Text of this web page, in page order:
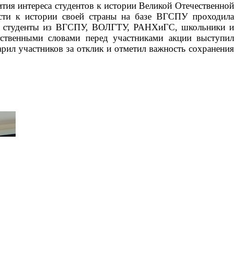
интереса студентов к истории Великой Отечественной
к истории своей страны на базе ВГСПУ проходила
студенты из ВГСПУ, ВОЛГТУ, РАНХиГС, школьники и
словами перед участниками акции выступил
участников за отклик и отметил важность сохранения